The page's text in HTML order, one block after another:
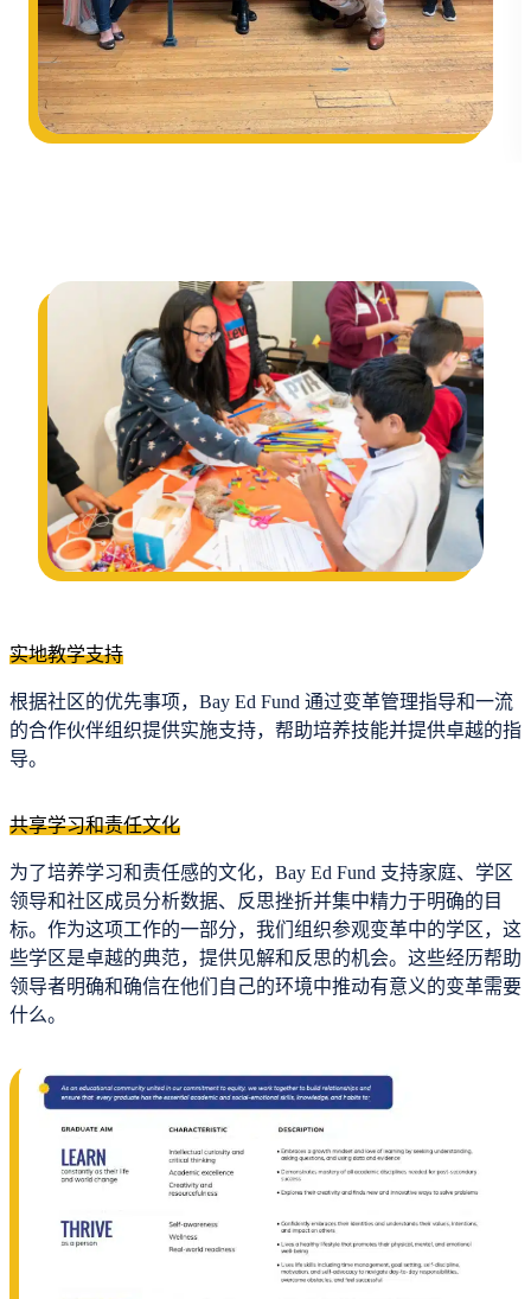
实地教学支持
根据社区的优先事项，Bay Ed Fund 通过变革管理指导和一流
的合作伙伴组织提供实施支持，帮助培养技能并提供卓越的指
导。
共享学习和责任文化
为了培养学习和责任感的文化，Bay Ed Fund 支持家庭、学区
领导和社区成员分析数据、反思挫折并集中精力于明确的目
标。作为这项工作的一部分，我们组织参观变革中的学区，这
些学区是卓越的典范，提供见解和反思的机会。这些经历帮助
领导者明确和确信在他们自己的环境中推动有意义的变革需要
什么。